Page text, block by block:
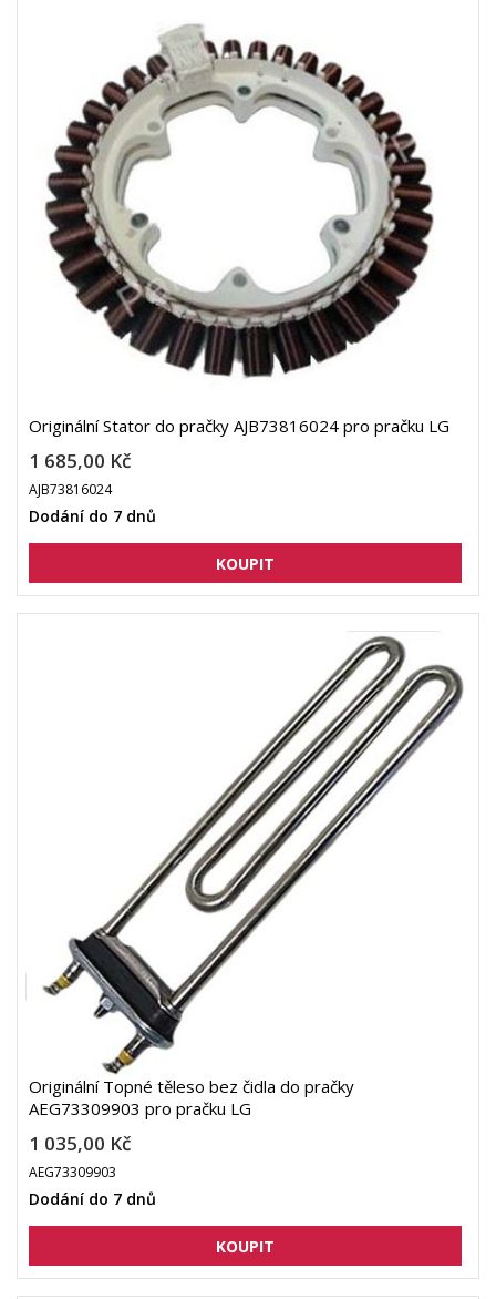
Originální Stator do pračky AJB73816024 pro pračku LG
1 685,00 Kč
AJB73816024
Dodání do 7 dnů
Originální Topné těleso bez čidla do pračky
AEG73309903 pro pračku LG
1 035,00 Kč
AEG73309903
Dodání do 7 dnů